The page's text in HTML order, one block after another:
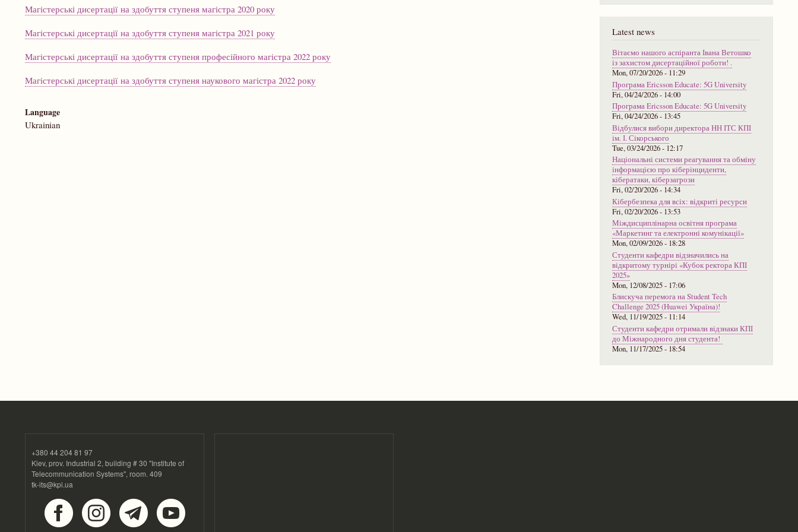
Магістерські дисертації на здобуття ступеня магістра 2020 року
Магістерські дисертації на здобуття ступеня магістра 2021 року
Магістерські дисертації на здобуття ступеня професійного магістра 2022 року
Магістерські дисертації на здобуття ступеня наукового магістра 2022 року
Language
Ukrainian
Latest news
Вітаємо нашого аспіранта Івана Ветошко
із захистом дисертаційної роботи! .
Mon, 07/20/2026 - 11:29
Програма Ericsson Educate: 5G University
Fri, 04/24/2026 - 14:00
Програма Ericsson Educate: 5G University
Fri, 04/24/2026 - 13:45
Відбулися вибори директора НН ІТС КПІ
ім. І. Сікорського
Tue, 03/24/2026 - 12:17
Національні системи реагування та обміну
інформацією про кіберінциденти,
кібератаки, кіберзагрози
Fri, 02/20/2026 - 14:34
Кібербезпека для всіх: відкриті ресурси
Fri, 02/20/2026 - 13:53
Міждисциплінарна освітня програма
«Маркетинг та електронні комунікації»
Mon, 02/09/2026 - 18:28
Студенти кафедри відзначились на
відкритому турнірі «Кубок ректора КПІ
2025»
Mon, 12/08/2025 - 17:06
Блискуча перемога на Student Tech
Challenge 2025 (Huawei Україна)!
Wed, 11/19/2025 - 11:14
Студенти кафедри отримали відзнаки КПІ
до Міжнародного дня студента!
Mon, 11/17/2025 - 18:54
+380 44 204 81 97
Kiev, prov. Industrial 2, building # 30 "Institute of
Telecommunication Systems", room. 409
tk-its@kpi.ua